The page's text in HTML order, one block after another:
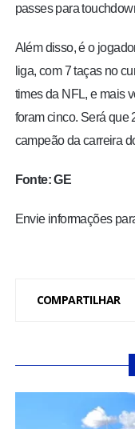
passes para
Além disso, é o
liga, com 7 taças no
times da NFL, e mais
foram cinco. Será que
campeão da carreira
Fonte: GE
Envie informações
COMPARTILHAR